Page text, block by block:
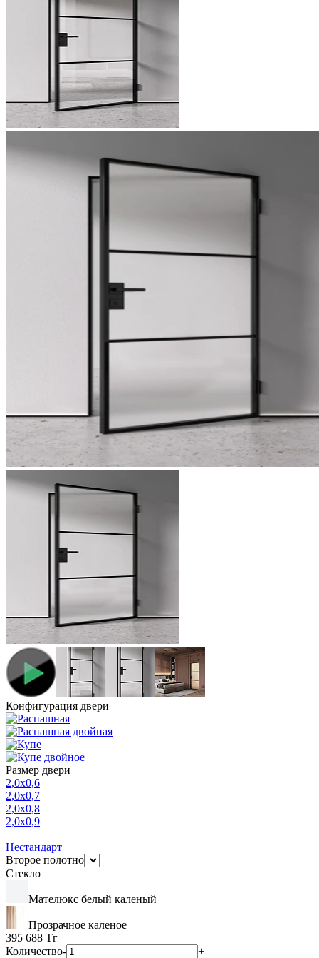
Конфигурация двери
Размер двери
2,0х0,6
2,0х0,7
2,0х0,8
2,0х0,9
Нестандарт
Второе полотно
Стекло
Мателюкс белый каленый
Прозрачное каленое
395 688 Тг
Количество-
+